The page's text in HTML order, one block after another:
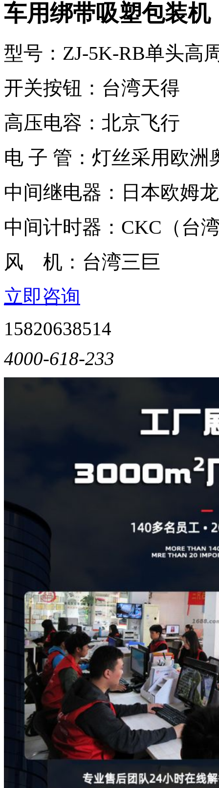
车用绑带吸塑包装机
型号：ZJ-5K-RB单头高
开关按钮：台湾天得
高压电容：北京飞行
电 子 管：灯丝采用欧洲
中间继电器：日本欧姆龙
中间计时器：CKC（台
风 机：台湾三巨
立即咨询
15820638514
4000-618-233